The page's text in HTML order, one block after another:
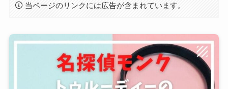
当ページのリンクには広告が含まれています。